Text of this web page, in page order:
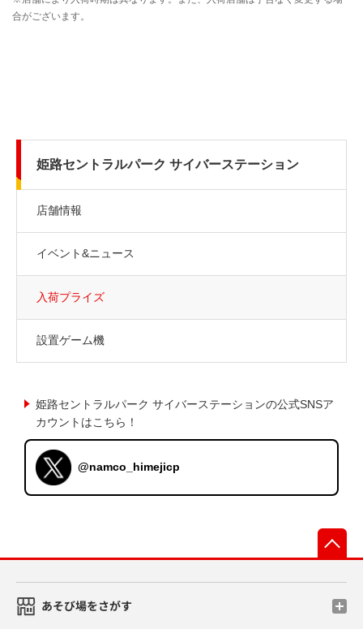
姫路セントラルパーク サイバーステーション
店舗情報
イベント&ニュース
入荷プライズ
設置ゲーム機
姫路セントラルパーク サイバーステーションの公式SNSア
カウントはこちら！
@namco_himejicp
あそび場をさがす